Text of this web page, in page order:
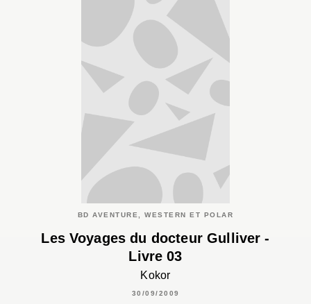
BD AVENTURE, WESTERN ET POLAR
Les Voyages du docteur Gulliver -
Livre 03
Kokor
30/09/2009